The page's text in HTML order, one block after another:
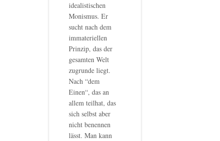
idealistischen
Monismus. Er
sucht nach dem
immateriellen
Prinzip, das der
gesamten Welt
zugrunde liegt.
Nach “dem
Einen“, das an
allem teilhat, das
sich selbst aber
nicht benennen
lässt. Man kann